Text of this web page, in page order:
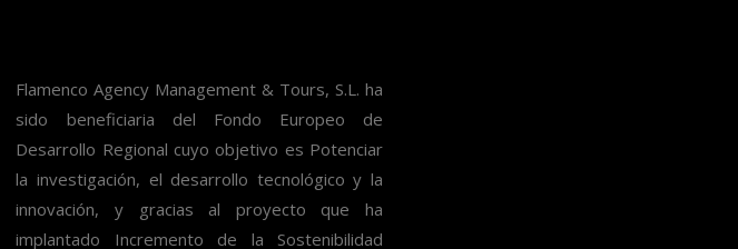
Flamenco Agency Management & Tours, S.L. ha
sido beneficiaria del Fondo Europeo de
Desarrollo Regional cuyo objetivo es Potenciar
la investigación, el desarrollo tecnológico y la
innovación, y gracias al proyecto que ha
implantado Incremento de la Sostenibilidad